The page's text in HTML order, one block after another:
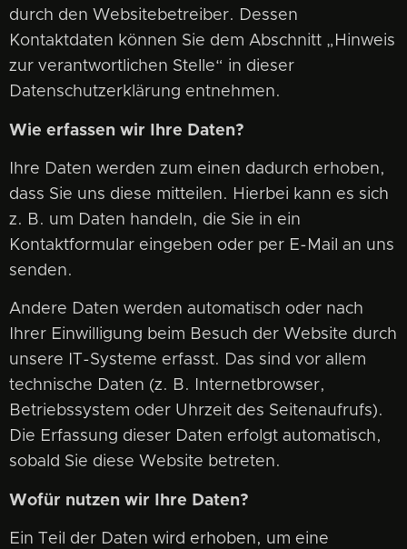
durch den Websitebetreiber. Dessen
Kontaktdaten können Sie dem Abschnitt „Hinweis
zur verantwortlichen Stelle“ in dieser
Datenschutzerklärung entnehmen.
Wie erfassen wir Ihre Daten?
Ihre Daten werden zum einen dadurch erhoben,
dass Sie uns diese mitteilen. Hierbei kann es sich
z. B. um Daten handeln, die Sie in ein
Kontaktformular eingeben oder per E-Mail an uns
senden.
Andere Daten werden automatisch oder nach
Ihrer Einwilligung beim Besuch der Website durch
unsere IT-Systeme erfasst. Das sind vor allem
technische Daten (z. B. Internetbrowser,
Betriebssystem oder Uhrzeit des Seitenaufrufs).
Die Erfassung dieser Daten erfolgt automatisch,
sobald Sie diese Website betreten.
Wofür nutzen wir Ihre Daten?
Ein Teil der Daten wird erhoben, um eine